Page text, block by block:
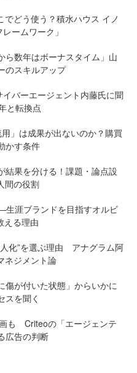
どう使う？積水ハウス イノ
ームワーク」
ら数年はボーナスタイム」山
のスキルアップ
イバーエージェント内藤氏に聞
と転換点
」は成果が出ないのか？購買
かす条件
結果を分ける！課題・論点設
間の役割
涯ブランドを目指すオルビ
える理由
化”を選ぶ理由 アナグラム阿
ネジメント論
傷が付いた状態」からいかに
スを聞く
も Criteoの「エージェンテ
広告の判断